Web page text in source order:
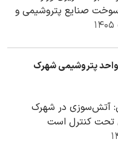
صنایع پتروشیمی و
شد.
پتروشیمی شهرک
آتش‌سوزی در شهرک
تحت کنترل است